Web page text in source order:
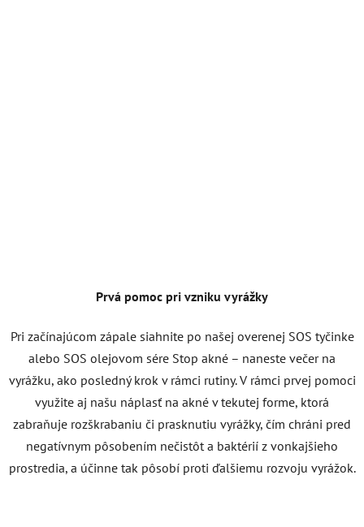
Prvá pomoc pri vzniku vyrážky
Pri začínajúcom zápale siahnite po našej overenej SOS tyčinke
alebo SOS olejovom sére Stop akné – naneste večer na
vyrážku, ako posledný krok v rámci rutiny. V rámci prvej pomoci
využite aj našu náplasť na akné v tekutej forme, ktorá
zabraňuje rozškrabaniu či prasknutiu vyrážky, čím chráni pred
negatívnym pôsobením nečistôt a baktérií z vonkajšieho
prostredia, a účinne tak pôsobí proti ďalšiemu rozvoju vyrážok.